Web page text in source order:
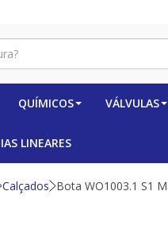
QUÍMICOS VÁLVULAS
LINEARES
Calçados Bota WO1003.1 S1